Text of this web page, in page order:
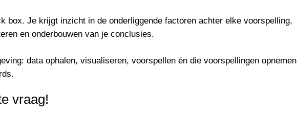
box. Je krijgt inzicht in de onderliggende factoren achter elke voorspelling,
en onderbouwen van je conclusies.
data ophalen, visualiseren, voorspellen én die voorspellingen opnemen
vraag!